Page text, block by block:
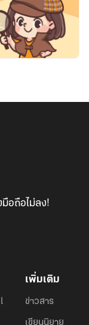
อถือไม่ลง!
เพิ่มเติม
ข่าวสาร
เขียนนิยาย